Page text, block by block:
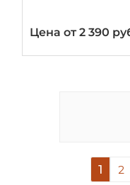
Цена от 2 390
1 2